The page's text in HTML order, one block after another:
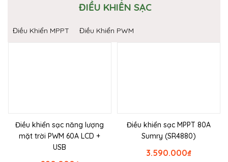
ĐIỀU KHIỂN SẠC
Điều Khiển MPPT Điều Khiển PWM
Điều khiển sạc năng lượng
mặt trời PWM 60A LCD +
USB
Điều khiển sạc MPPT 80A
Sumry (SR4880)
₫
3.590.000